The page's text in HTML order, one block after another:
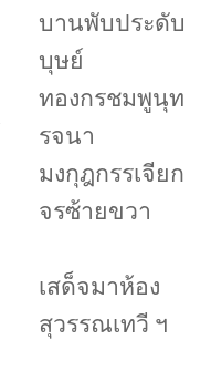
บานพับประดับ
บุษย์
ทองกรชมพูนุท
รจนา
มงกุฎกรรเจียก
จรซ้ายขวา
เสด็จมาห้อง
สุวรรณเทวี ฯ